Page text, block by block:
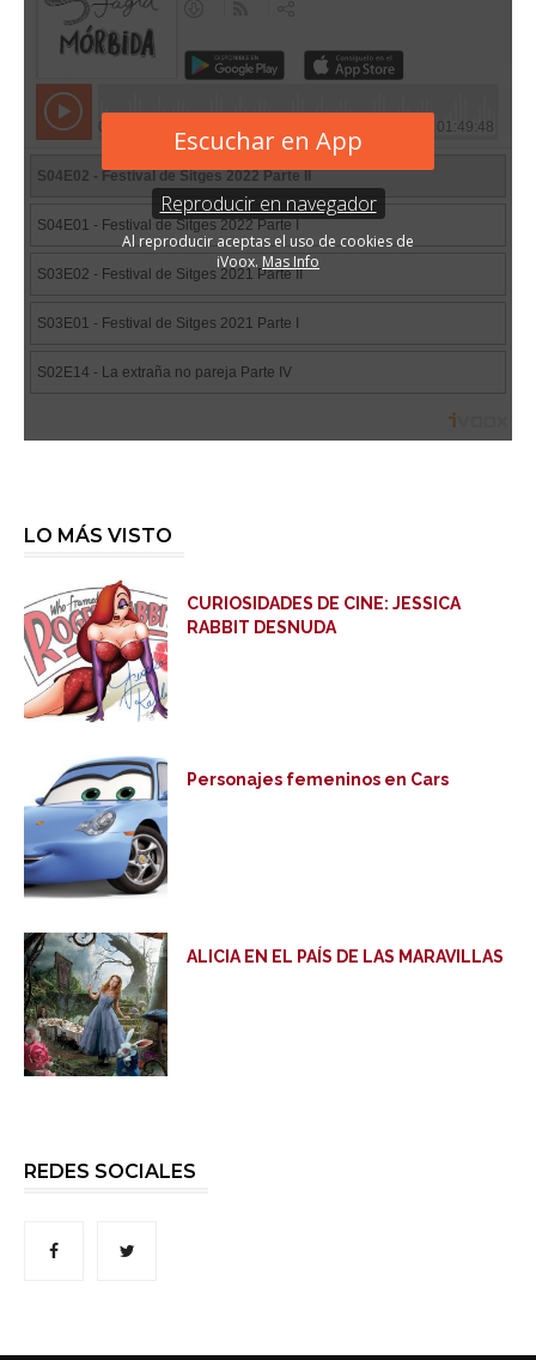
LO MÁS VISTO
CURIOSIDADES DE CINE: JESSICA
RABBIT DESNUDA
Personajes femeninos en Cars
ALICIA EN EL PAÍS DE LAS MARAVILLAS
REDES SOCIALES